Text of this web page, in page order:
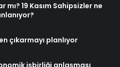
19 Kasım Sahipsizler ne
çıkarmayı planlıyor
işbirliği anlaşması